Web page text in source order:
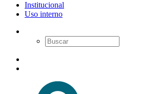
Institucional
Uso interno